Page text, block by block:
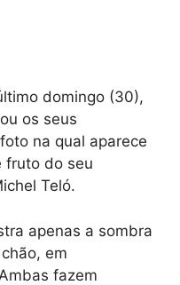
domingo (30),
os seus
na qual aparece
fruto do seu
Teló.
apenas a sombra
em
fazem